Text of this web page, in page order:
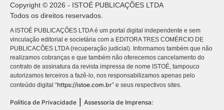
Copyright © 2026 - ISTOÉ PUBLICAÇÕES LTDA
Todos os direitos reservados.
A ISTOÉ PUBLICAÇÕES LTDA é um portal digital independente e sem
vinculação editorial e societária com a EDITORA TRES COMÉRCIO DE
PUBLICACÕES LTDA (recuperação judicial). Informamos também que não
realizamos cobranças e que também não oferecemos cancelamento do
contrato de assinatura da revista impressa de nome ISTOÉ, tampouco
autorizamos terceiros a fazê-lo, nos responsabilizamos apenas pelo
conteúdo digital “https://istoe.com.br” e seus respectivos sites.
Política de Privacidade Assessoria de Imprensa: